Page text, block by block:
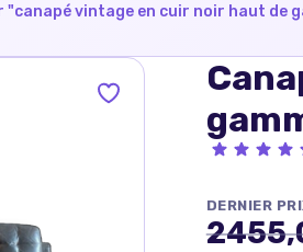
"canapé vintage en cuir noir haut de
DERNIER